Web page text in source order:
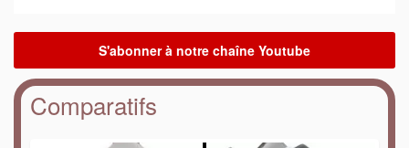
Comparatifs